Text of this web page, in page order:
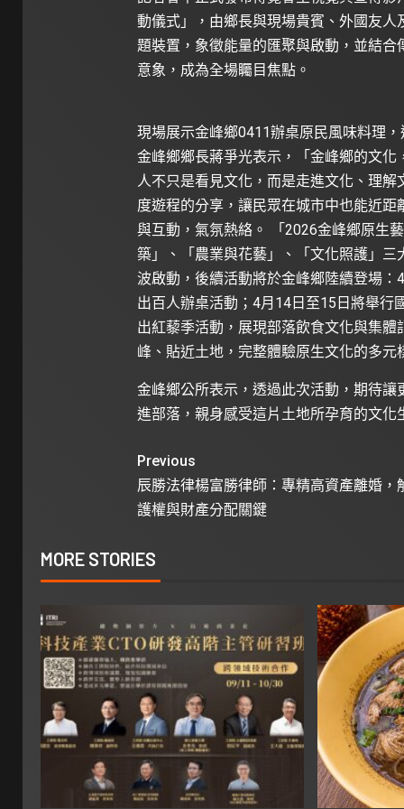
動儀式」，由鄉長與現場貴賓、外國友
題裝置，象徵能量的匯聚與啟動，並結
意象，成為全場矚目焦點。
現場展示金峰鄉0411辦桌原民風味料理
金峰鄉鄉長蔣爭光表示，「金峰鄉的文
人不只是看見文化，而是走進文化、理
度遊程的分享，讓民眾在城市中也能近
與互動，氣氛熱絡。 「2026金峰鄉原生
築」、「農業與花藝」、「文化照護」
波啟動，後續活動將於金峰鄉陸續登場
出百人辦桌活動；4月14日至15日將舉行
出紅藜季活動，展現部落飲食文化與集
峰、貼近土地，完整體驗原生文化的多元
金峰鄉公所表示，透過此次活動，期待
進部落，親身感受這片土地所孕育的文化
Previous
辰勝法律楊富勝律師：專精高資產離婚，
護權與財產分配關鍵
MORE STORIES